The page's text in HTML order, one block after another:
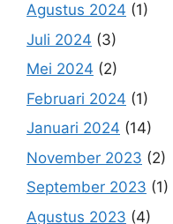
Agustus 2024 (1)
Juli 2024 (3)
Mei 2024 (2)
Februari 2024 (1)
Januari 2024 (14)
November 2023 (2)
September 2023 (1)
Agustus 2023 (4)